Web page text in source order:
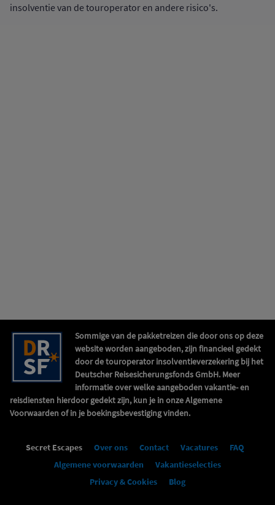
insolventie van de touroperator en andere risico's.
Sommige van de pakketreizen die door ons op deze
website worden aangeboden, zijn financieel gedekt
door de touroperator insolventieverzekering bij het
Deutscher Reisesicherungsfonds GmbH. Meer
informatie over welke aangeboden vakantie- en
reisdiensten hierdoor gedekt zijn, kun je in onze Algemene
Voorwaarden of in je boekingsbevestiging vinden.
Secret Escapes Over ons Contact Vacatures
FAQ
Algemene voorwaarden
Vakantieselecties
Privacy & Cookies
Blog